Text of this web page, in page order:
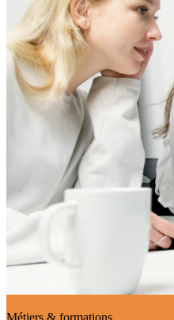
Métiers & formations